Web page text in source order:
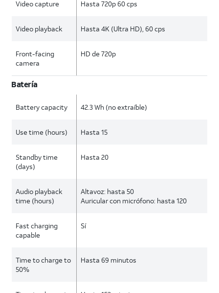
Video capture Hasta 720p 60 cps
Video playback Hasta 4K (Ultra HD), 60 cps
Front-facing
camera
HD de 720p
Batería
Battery capacity 42.3 Wh (no extraíble)
Use time (hours) Hasta 15
Standby time
(days)
Hasta 20
Audio playback
time (hours)
Altavoz: hasta 50
Auricular con micrófono: hasta 120
Fast charging
capable
Sí
Time to charge to
50%
Hasta 69 minutos